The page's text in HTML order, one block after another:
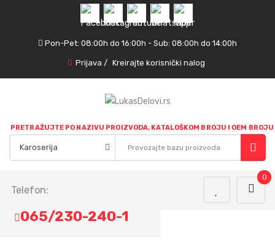
Pon-Pet: 08:00h do 16:00h - Sub: 08:00h do 14:00h
Prijava / Kreirajte korisnički nalog
PRETRAŽUJTE PO NAZIVU PROIZVODA, KATALOŠKOM BROJU I OEM BROJU
0
Telefon:
065/230-240-1